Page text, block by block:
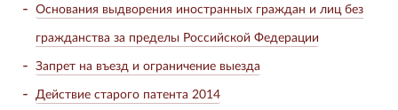
Основания выдворения иностранных граждан и лиц без
гражданства за пределы Российской Федерации
Запрет на въезд и ограничение выезда
Действие старого патента 2014